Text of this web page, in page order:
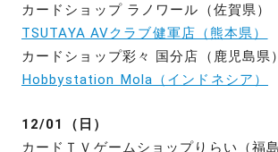
カードショップ ラノワール（佐賀県）
TSUTAYA AVクラブ健軍店（熊本県）
カードショップ彩々 国分店（鹿児島県）
Hobbystation Mola（インドネシア）
12/01（日）
カードＴＶゲームショップりらい（福島